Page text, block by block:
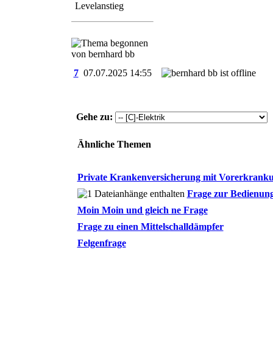
7 07.07.2025 14:55
Gehe zu:
Ähnliche Themen
Private Krankenversicherung mit
Frage zur
Moin Moin und gleich ne Frage
Frage zu einen Mittelschalldämpfer
Felgenfrage